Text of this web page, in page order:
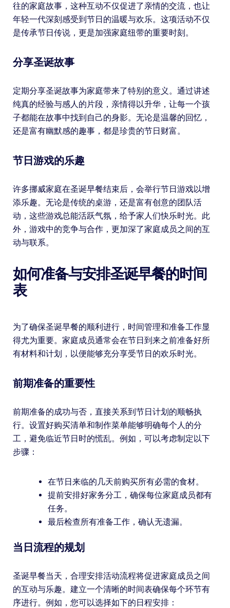
往的家庭故事，这种互动不仅促进了亲情的交流，也让
年轻一代深刻感受到节日的温暖与欢乐。这项活动不仅
是传承节日传说，更是加强家庭纽带的重要时刻。
分享圣诞故事
定期分享圣诞故事为家庭带来了特别的意义。通过讲述
纯真的经验与感人的片段，亲情得以升华，让每一个孩
子都能在故事中找到自己的身影。无论是温馨的回忆，
还是富有幽默感的趣事，都是珍贵的节日财富。
节日游戏的乐趣
许多挪威家庭在圣诞早餐结束后，会举行节日游戏以增
添乐趣。无论是传统的桌游，还是富有创意的团队活
动，这些游戏总能活跃气氛，给予家人们快乐时光。此
外，游戏中的竞争与合作，更加深了家庭成员之间的互
动与联系。
如何准备与安排圣诞早餐的时间
表
为了确保圣诞早餐的顺利进行，时间管理和准备工作显
得尤为重要。家庭成员通常会在节日到来之前准备好所
有材料和计划，以便能够充分享受节日的欢乐时光。
前期准备的重要性
前期准备的成功与否，直接关系到节日计划的顺畅执
行。设置好购买清单和制作菜单能够明确每个人的分
工，避免临近节日时的慌乱。例如，可以考虑制定以下
步骤：
在节日来临的几天前购买所有必需的食材。
提前安排好家务分工，确保每位家庭成员都有
任务。
最后检查所有准备工作，确认无遗漏。
当日流程的规划
圣诞早餐当天，合理安排活动流程将促进家庭成员之间
的互动与乐趣。建立一个清晰的时间表确保每个环节有
序进行。例如，您可以选择如下的日程安排：